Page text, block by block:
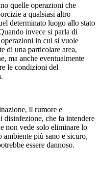
quelle operazioni che
a qualsiasi altro
determinato luogo allo stato
invece si parla di
in cui si vuole
di una particolare area,
ma anche eventualmente
le condizioni del
il rumore e
disinfezione, che fa intendere
non vede solo eliminare lo
ambiente più sano e sicuro,
essere dannoso.